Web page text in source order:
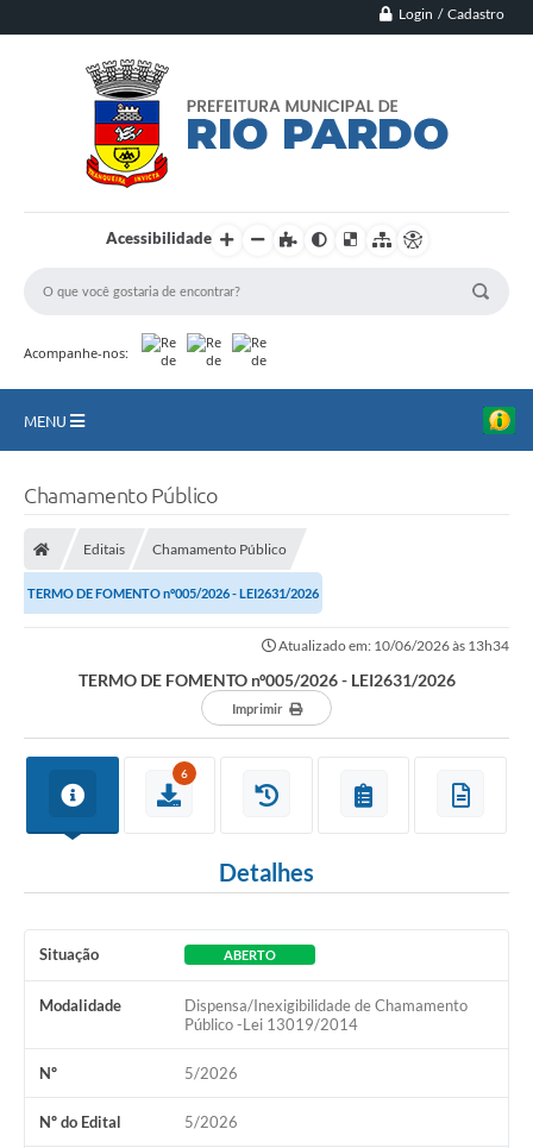
Login / Cadastro
Acessibilidade
Acompanhe-nos:
MENU
ACESSO À INFORMAÇÃO
Notícias
Contato
Portal do Servidor
Nota Fiscal Eletrônica NFS-e
Galeria de Fotos
Arquivos para Download
Chamamento Público
Editais Chamamento Público
TERMO DE FOMENTO nº005/2026 - LEI2631/2026
Atualizado em: 10/06/2026 às 13h34
TERMO DE FOMENTO nº005/2026 - LEI2631/2026
Imprimir
6
Detalhes
Situação ABERTO
Modalidade
Dispensa/Inexigibilidade de Chamamento
Público -Lei 13019/2014
Nº 5/2026
Nº do Edital 5/2026